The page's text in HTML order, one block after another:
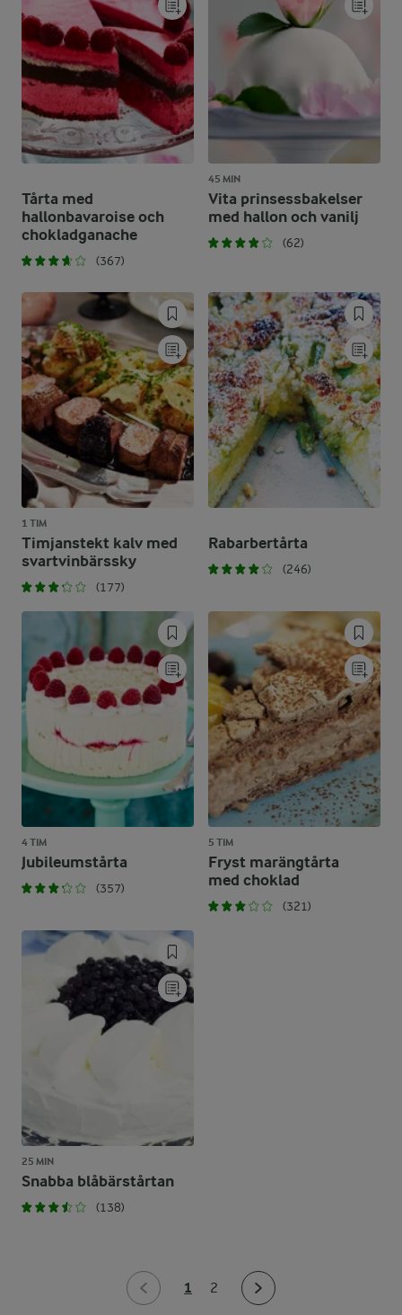
Tårta med
hallonbavaroise och
chokladganache
(367)
45 MIN
Vita prinsessbakelser
med hallon och vanilj
(62)
1 TIM
Timjanstekt kalv med
svartvinbärssky
(177)
Rabarbertårta
(246)
4 TIM
Jubileumstårta
(357)
5 TIM
Fryst marängtårta
med choklad
(321)
25 MIN
Snabba blåbärstårtan
(138)
1 2